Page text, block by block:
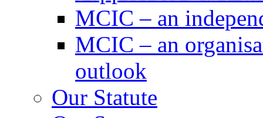
MCIC – an
MCIC – an
outlook
Our Statute